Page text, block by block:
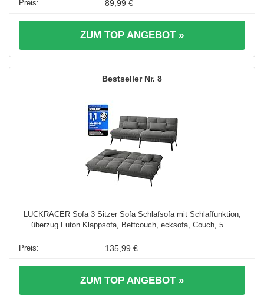
89,99 €
ZUM TOP ANGEBOT »
8
LUCKRACER Sofa 3 Sitzer Sofa Schlafsofa mit Schlaffunktion,
überzug Futon Klappsofa, Bettcouch, ecksofa, Couch, 5 ...
135,99 €
ZUM TOP ANGEBOT »